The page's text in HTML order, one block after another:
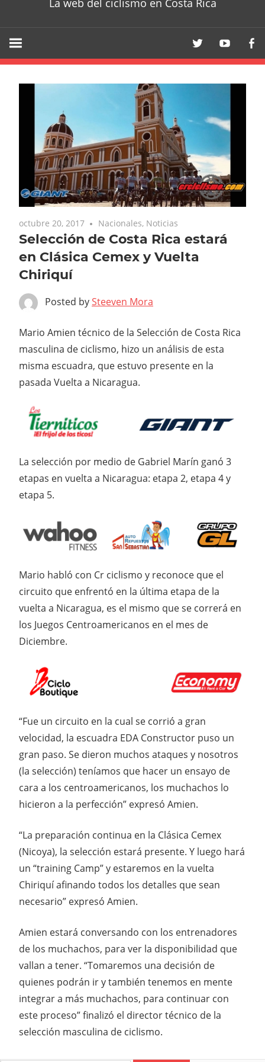
La web del ciclismo en Costa Rica
octubre 20, 2017 Nacionales, Noticias
Selección de Costa Rica estará
en Clásica Cemex y Vuelta
Chiriquí
Posted bySteeven Mora
Mario Amien técnico de la Selección de Costa Rica
masculina de ciclismo, hizo un análisis de esta
misma escuadra, que estuvo presente en la
pasada Vuelta a Nicaragua.
La selección por medio de Gabriel Marín ganó 3
etapas en vuelta a Nicaragua: etapa 2, etapa 4 y
etapa 5.
Mario habló con Cr ciclismo y reconoce que el
circuito que enfrentó en la última etapa de la
vuelta a Nicaragua, es el mismo que se correrá en
los Juegos Centroamericanos en el mes de
Diciembre.
“Fue un circuito en la cual se corrió a gran
velocidad, la escuadra EDA Constructor puso un
gran paso. Se dieron muchos ataques y nosotros
(la selección) teníamos que hacer un ensayo de
cara a los centroamericanos, los muchachos lo
hicieron a la perfección” expresó Amien.
“La preparación continua en la Clásica Cemex
(Nicoya), la selección estará presente. Y luego hará
un “training Camp” y estaremos en la vuelta
Chiriquí afinando todos los detalles que sean
necesario” expresó Amien.
Amien estará conversando con los entrenadores
de los muchachos, para ver la disponibilidad que
vallan a tener. “Tomaremos una decisión de
quienes podrán ir y también tenemos en mente
integrar a más muchachos, para continuar con
este proceso” finalizó el director técnico de la
selección masculina de ciclismo.